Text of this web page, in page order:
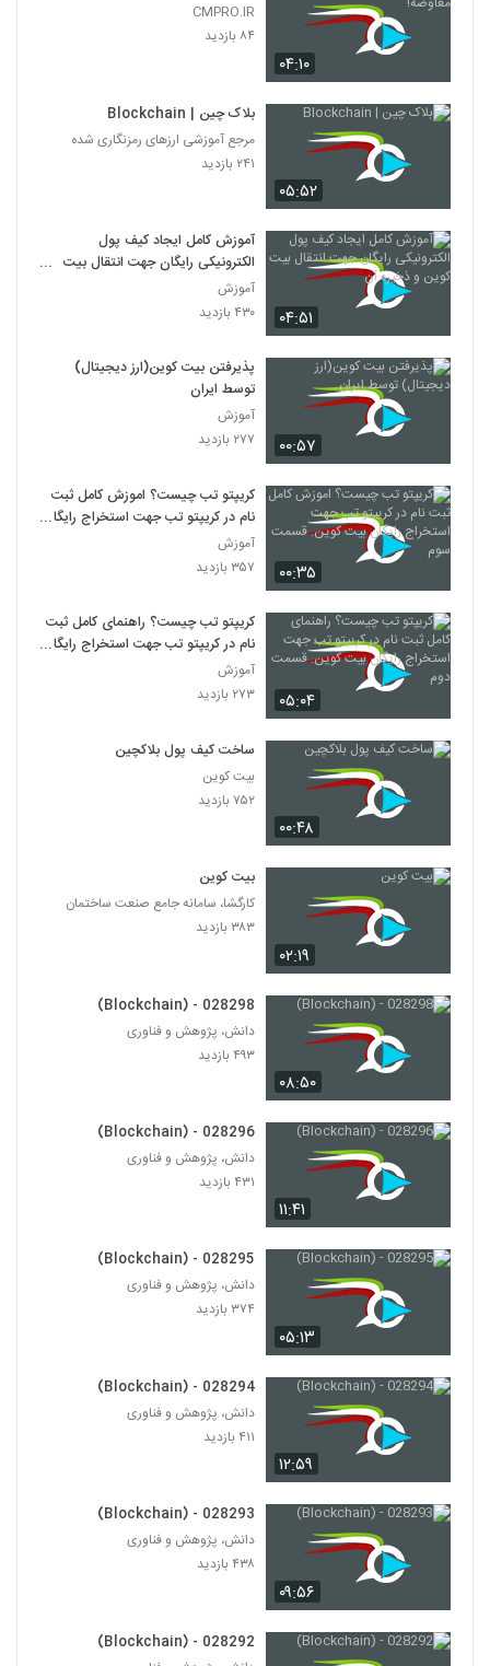
۰۴:۱۰
CMPRO.IR
۸۴ بازدید
۰۵:۵۲
بلاک چین | Blockchain
مرجع آموزشی ارزهای رمزنگاری شده
۲۴۱ بازدید
۰۴:۵۱
آموزش کامل ایجاد کیف پول
الکترونیکی رایگان جهت انتقال بیت
کوین و ذخیره آن
آموزش
۴۳۰ بازدید
۰۰:۵۷
پذیرفتن بیت کوین(ارز دیجیتال)
توسط ایران
آموزش
۲۷۷ بازدید
۰۰:۳۵
کریپتو تب چیست؟ اموزش کامل ثبت
نام در کریپتو تب جهت استخراج رایگان
بیت کوین. قسمت سوم
آموزش
۳۵۷ بازدید
۰۵:۰۴
کریپتو تب چیست؟ راهنمای کامل ثبت
نام در کریپتو تب جهت استخراج رایگان
بیت کوین. قسمت دوم
آموزش
۲۷۳ بازدید
۰۰:۴۸
ساخت کیف پول بلاکچین
بیت کوین
۷۵۲ بازدید
۰۲:۱۹
بیت کوین
کارگشا، سامانه جامع صنعت ساختمان
۳۸۳ بازدید
۰۸:۵۰
028298 - (Blockchain)
دانش، پژوهش و فناوری
۴۹۳ بازدید
۱۱:۴۱
028296 - (Blockchain)
دانش، پژوهش و فناوری
۴۳۱ بازدید
۰۵:۱۳
028295 - (Blockchain)
دانش، پژوهش و فناوری
۳۷۴ بازدید
۱۲:۵۹
028294 - (Blockchain)
دانش، پژوهش و فناوری
۴۱۱ بازدید
۰۹:۵۶
028293 - (Blockchain)
دانش، پژوهش و فناوری
۴۳۸ بازدید
028292 - (Blockchain)